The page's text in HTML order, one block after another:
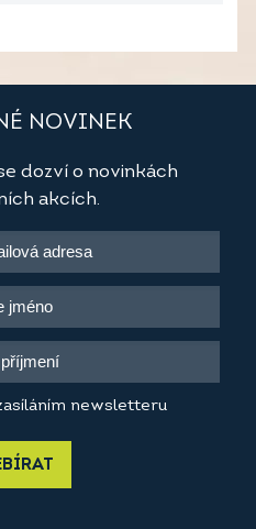
NOVINEK
dozví o novinkách
akcích.
newsletteru